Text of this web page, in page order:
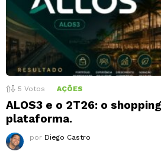
5 Votos AÇÕES
ALOS3 e o 2T26: o
plataforma.
por Diego Castro